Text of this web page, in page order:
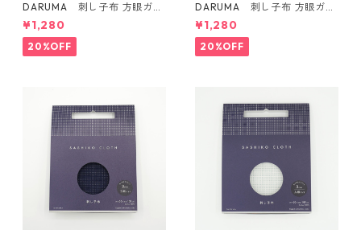
DARUMA 刺し子布 方眼ガイ
ドタイプ Col.4 カラシ
¥1,280
20%OFF
DARUMA 刺し子布 方眼ガイ
ドタイプ Col.5 にぶ青
¥1,280
20%OFF